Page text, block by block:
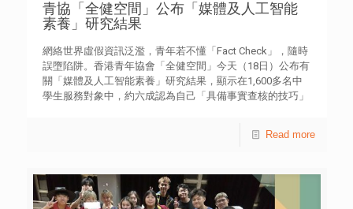
青協「全健空間」公布「媒體及人工智能
素養」研究結果
網絡世界虛假資訊泛濫，青年若不懂「Fact Check」，隨時
誤墮陷阱。香港青年協會「全健空間」今天（18日）公布有
關「媒體及人工智能素養」研究結果，顯示在1,600多名中
學生服務對象中，約六成認為自己「具備事實查核的技巧」
愈可靠」及「點擊率愈高的資訊愈可信」［表一］，反映學
（50.6%）認為自己具備應用AI的知識和技能；不過，他們
亦明白AI的影響有好有壞，例如擔心AI會取替人類擔任某些
Read more